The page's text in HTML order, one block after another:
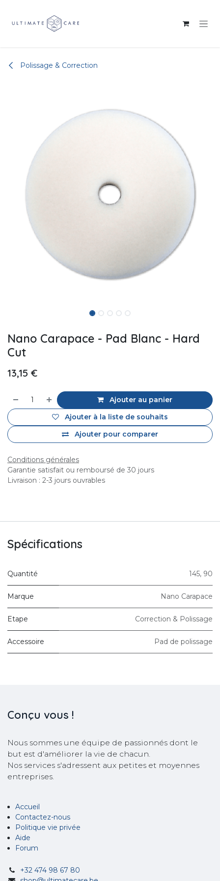
Polissage & Correction
Nano Carapace - Pad Blanc - Hard
Cut
13,15 €
Ajouter au panier
Ajouter pour comparer
Ajouter à la liste de souhaits
Conditions générales
Garantie satisfait ou remboursé de 30 jours
Livraison : 2-3 jours ouvrables
Spécifications
Quantité 145, 90
Marque Nano Carapace
Etape Correction & Polissage
Accessoire Pad de polissage
Conçu vous !
Nous sommes une équipe de passionnés dont le
but est d'améliorer la vie de chacun.
Nos services s'adressent aux petites et moyennes
entreprises.
Accueil
Contactez-nous
Politique vie privée
Aide
Forum
+32 474 98 67 80